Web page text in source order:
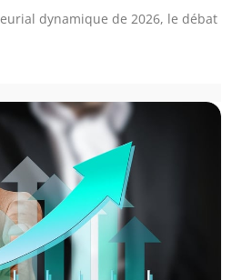
dynamique de 2026, le débat